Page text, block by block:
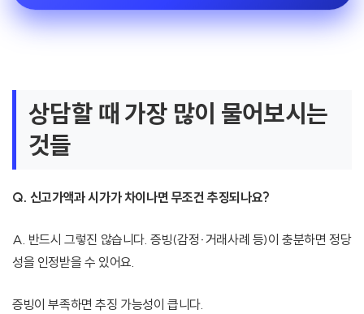
상담할 때 가장 많이 물어보시는
것들
Q. 신고가액과 시가가 차이나면 무조건 추징되나요?
A. 반드시 그렇진 않습니다. 증빙(감정·거래사례 등)이 충분하면 정당
성을 인정받을 수 있어요.
증빙이 부족하면 추징 가능성이 큽니다.